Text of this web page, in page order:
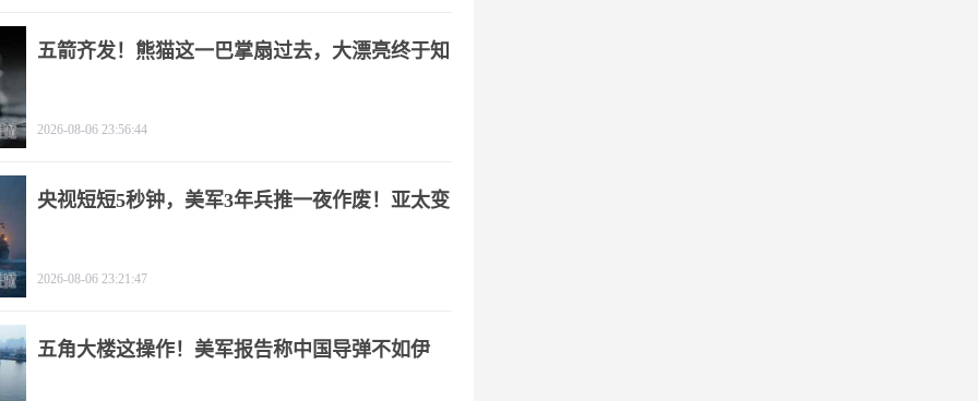
五箭齐发！熊猫这一巴掌扇过去，大漂亮终于知
2026-08-06 23:56:44
央视短短5秒钟，美军3年兵推一夜作废！亚太变
2026-08-06 23:21:47
五角大楼这操作！美军报告称中国导弹不如伊